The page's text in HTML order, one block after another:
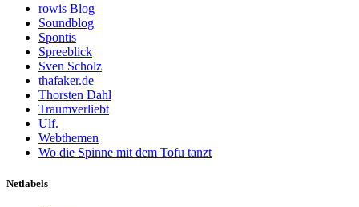
rowis Blog
Soundblog
Spontis
Spreeblick
Sven Scholz
thafaker.de
Thorsten Dahl
Traumverliebt
Ulf.
Webthemen
Wo die Spinne mit dem Tofu tanzt
Netlabels